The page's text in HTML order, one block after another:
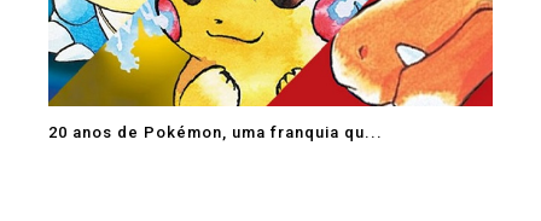
20 anos de Pokémon, uma franquia qu...